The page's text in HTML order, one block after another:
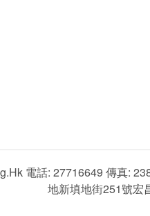
電話: 27716649 傳真:
地新填地街251號宏